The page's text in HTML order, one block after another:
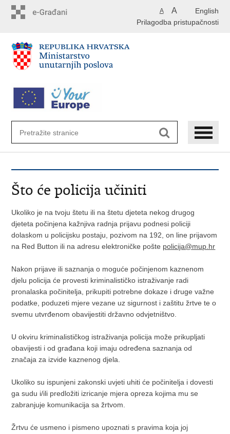
English
A A
Prilagodba pristupačnosti
Što će policija učiniti
Ukoliko je na tvoju štetu ili na štetu djeteta nekog drugog
djeteta počinjena kažnjiva radnja prijavu podnesi policiji
dolaskom u policijsku postaju, pozivom na 192, on line prijavom
na Red Button ili na adresu elektroničke pošte policija@mup.hr
Nakon prijave ili saznanja o moguće počinjenom kaznenom
djelu policija će provesti kriminalističko istraživanje radi
pronalaska počinitelja, prikupiti potrebne dokaze i druge važne
podatke, poduzeti mjere vezane uz sigurnost i zaštitu žrtve te o
svemu utvrđenom obavijestiti državno odvjetništvo.
U okviru kriminalističkog istraživanja policija može prikupljati
obavijesti i od građana koji imaju određena saznanja od
značaja za izvide kaznenog djela.
Ukoliko su ispunjeni zakonski uvjeti uhiti će počinitelja i dovesti
ga sudu i/ili predložiti izricanje mjera opreza kojima mu se
zabranjuje komunikacija sa žrtvom.
Žrtvu će usmeno i pismeno upoznati s pravima koja joj